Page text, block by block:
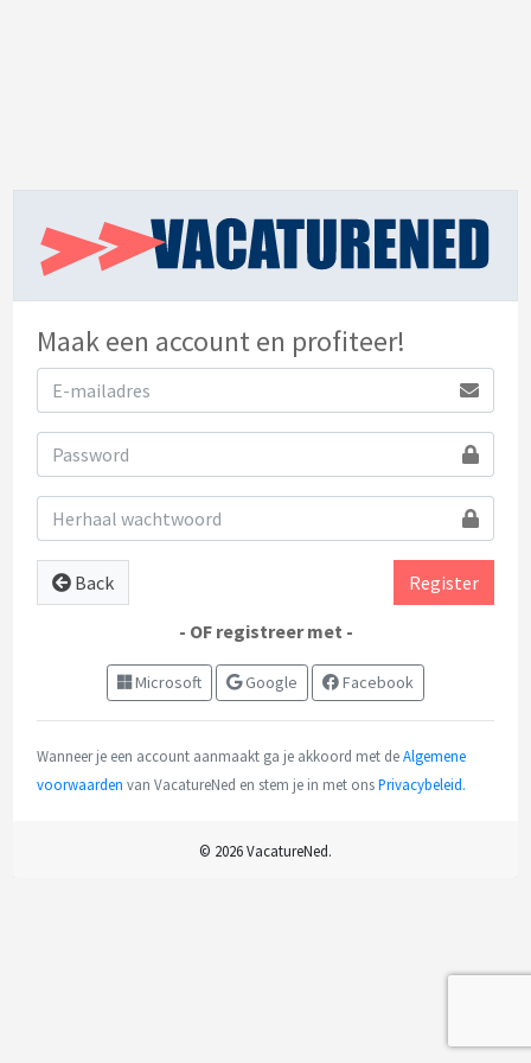
Maak een account en profiteer!
Back Register
- OF registreer met -
Microsoft Google Facebook
Wanneer je een account aanmaakt ga je akkoord met deAlgemene
voorwaarden van VacatureNed en stem je in met onsPrivacybeleid.
© 2026 VacatureNed.